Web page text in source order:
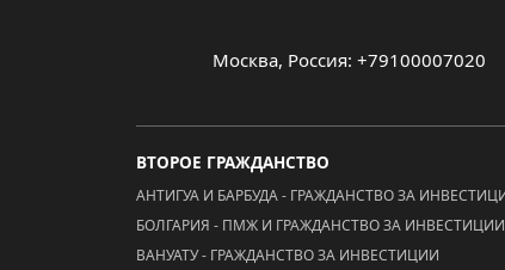
Москва, Россия: +79100007020
ВТОРОЕ ГРАЖДАНСТВО
АНТИГУА И БАРБУДА - ГРАЖДАНСТВО ЗА
БОЛГАРИЯ - ПМЖ И ГРАЖДАНСТВО ЗА ИНВЕСТИЦИИ
ВАНУАТУ - ГРАЖДАНСТВО ЗА ИНВЕСТИЦИИ